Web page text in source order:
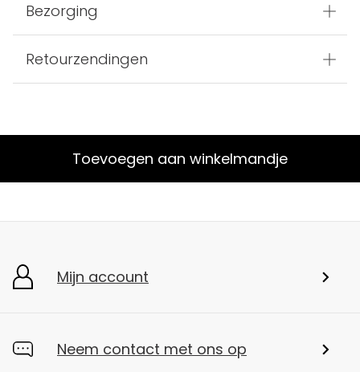
Bezorging
Retourzendingen
Toevoegen aan winkelmandje
Mijn account
Neem contact met ons op